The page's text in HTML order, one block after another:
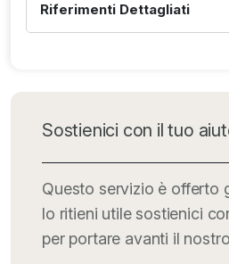
Riferimenti Dettagliati
Sostienici con il tuo
Questo servizio è offerto
lo ritieni utile sostienici
per portare avanti il